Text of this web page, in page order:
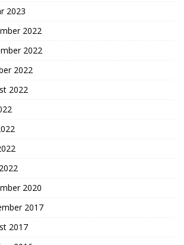
2023
2022
2022
2022
2022
2020
2017
2017